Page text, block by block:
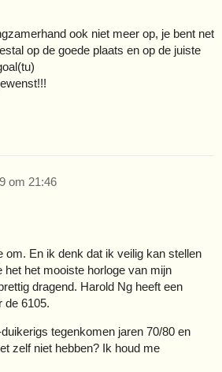
ook niet meer op, je bent net
op de goede plaats en op de juiste
om 21:46
om. En ik denk dat ik veilig kan stellen
het het mooiste horloge van mijn
dragend. Harold Ng heeft een
de 6105.
tegenkomen jaren 70/80 en
zelf niet hebben? Ik houd me